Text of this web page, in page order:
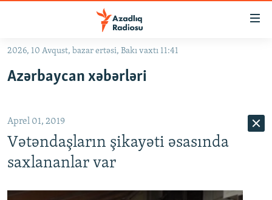
Əsas
qayıt
qayıt
Axtarışa
#ƏSLINDƏ
2026, 10 Avqust, bazar ertəsi, Bakı vaxtı 11:41
Azərbaycan xəbərləri
Aprel 01, 2019
Vətəndaşların şikayəti əsasında
saxlananlar var